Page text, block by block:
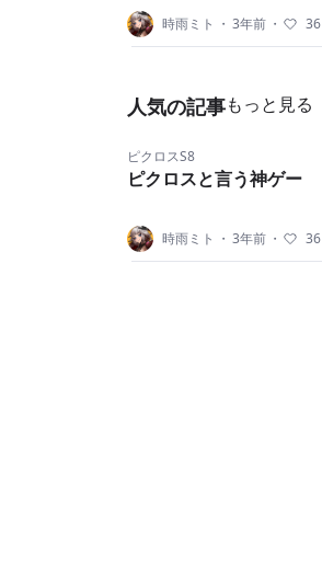
時雨ミト ・ 3年前 ・ 36
人気の記事もっと見る
ピクロスS8
ピクロスと言う神ゲー
時雨ミト ・ 3年前 ・ 36